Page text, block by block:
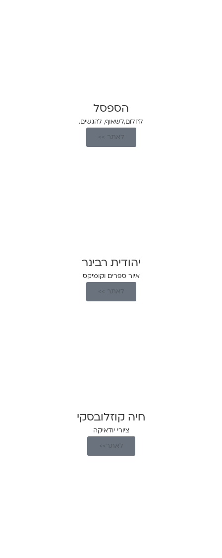
הספסל
לחלום,לשאוף, להגשים.
לאתר >>
יהודית רבינר
איור ספרים וקומיקס
לאתר >>
חיה קוזלובסקי
ציורי יודאיקה
לאתר>>